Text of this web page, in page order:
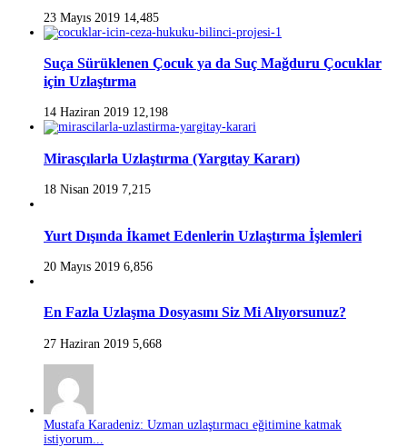
23 Mayıs 2019 14,485
Suça Sürüklenen Çocuk ya da Suç Mağduru Çocuklar
için Uzlaştırma
14 Haziran 2019 12,198
Mirasçılarla Uzlaştırma (Yargıtay Kararı)
18 Nisan 2019 7,215
Yurt Dışında İkamet Edenlerin Uzlaştırma İşlemleri
20 Mayıs 2019 6,856
En Fazla Uzlaşma Dosyasını Siz Mi Alıyorsunuz?
27 Haziran 2019 5,668
Mustafa Karadeniz: Uzman uzlaştırmacı eğitimine katmak
istiyorum...